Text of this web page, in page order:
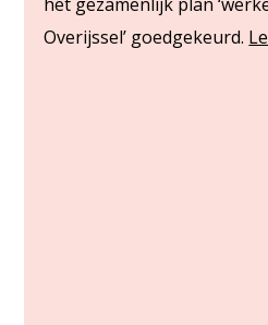
Overijssel’ goedgekeurd.